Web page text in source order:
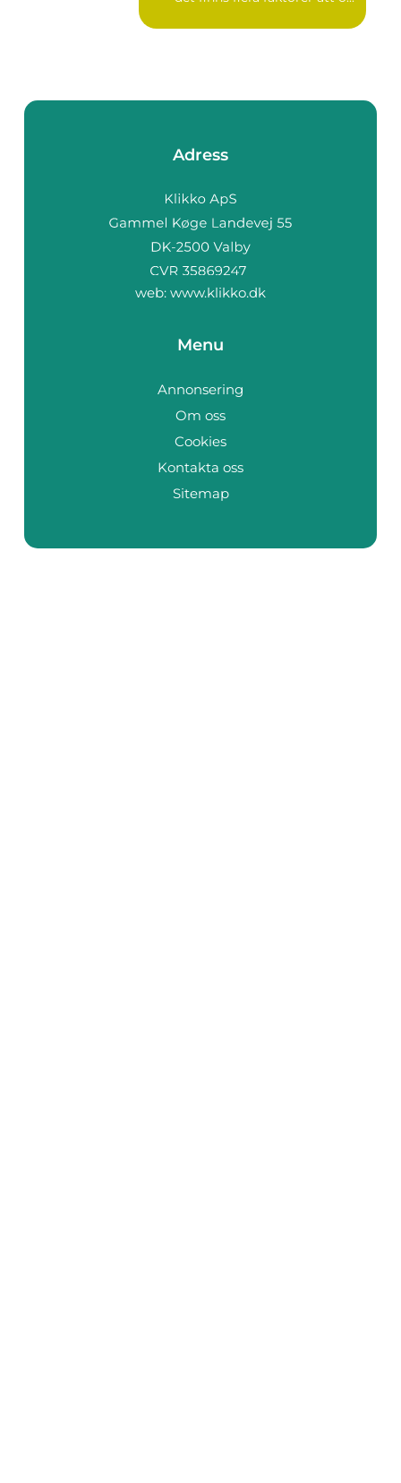
Adress
web: www.klikko.dk
Menu
Annonsering
Om oss
Cookies
Kontakta oss
Sitemap